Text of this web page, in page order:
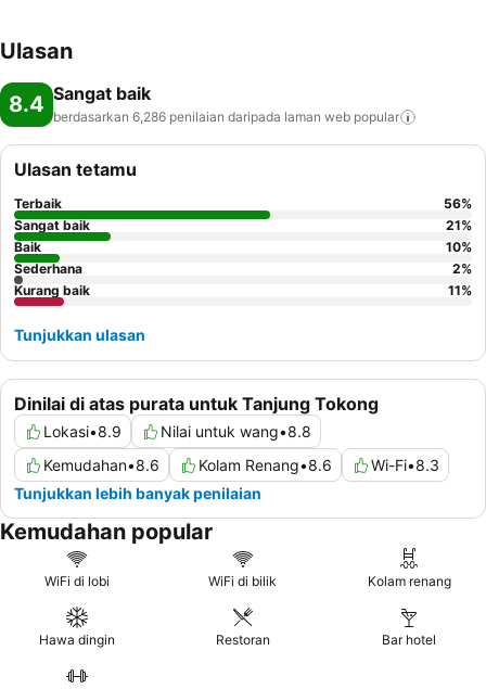
Ulasan
8.4 Sangat baik
berdasarkan 6,286 penilaian daripada laman web popular
Dinilai di atas purata untuk Tanjung Tokong
Lokasi•8.9 Nilai untuk wang•8.8
Kemudahan•8.6 Kolam Renang•8.6 Wi-Fi•8.3
Tunjukkan lebih banyak penilaian
Ulasan tetamu
Terbaik 56%
Sangat baik
21%
Baik
10%
Sederhana
2%
Kurang baik
11%
Tunjukkan ulasan
Kemudahan popular
WiFi di lobi WiFi di bilik Kolam renang
Hawa dingin Restoran Bar hotel